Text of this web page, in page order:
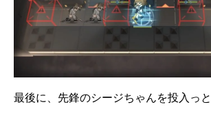
最後に、先鋒のシージちゃんを投入っと